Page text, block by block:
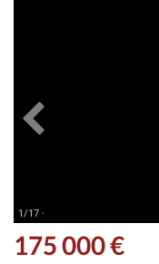
1/17 ·
175 000 €